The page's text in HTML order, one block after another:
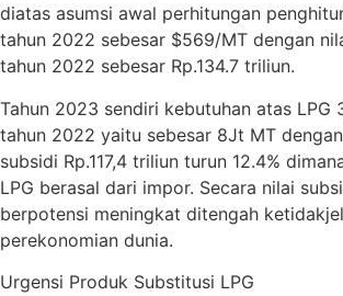
diatas asumsi awal perhitungan
tahun 2022 sebesar $569/MT dengan
tahun 2022 sebesar Rp.134.7 triliun.
Tahun 2023 sendiri kebutuhan atas LPG
tahun 2022 yaitu sebesar 8Jt MT
subsidi Rp.117,4 triliun turun 12.4%
LPG berasal dari impor. Secara nilai
berpotensi meningkat ditengah
perekonomian dunia.
Urgensi Produk Substitusi LPG